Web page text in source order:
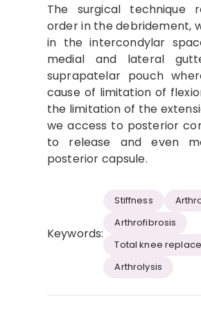
The surgical technique
order in the debridement,
in the intercondylar
medial and lateral
suprapatelar pouch
cause of limitation of
the limitation of the
we access to posterior
to release and even
posterior capsule.
Keywords:
Stiffness
Arthrofibrosis
Total knee
Arthrolysis